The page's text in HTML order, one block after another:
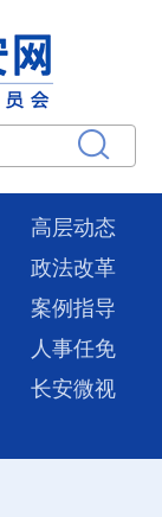
高层动态
政法改革
案例指导
人事任免
长安微视